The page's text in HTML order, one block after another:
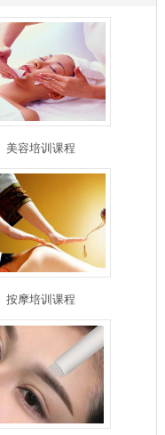
美容培训课程
按摩培训课程